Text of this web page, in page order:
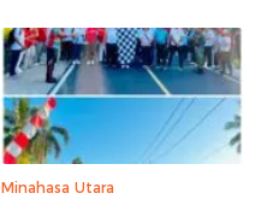
Minahasa Utara